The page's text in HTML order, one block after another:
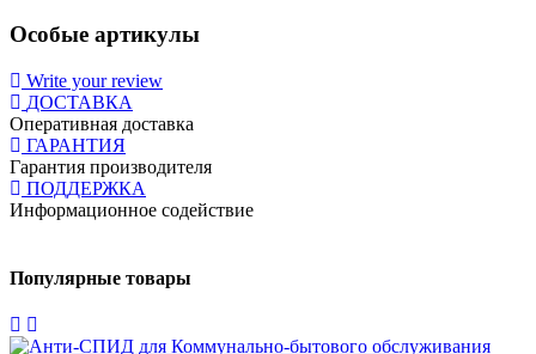
Особые артикулы
Write your review
ДОСТАВКА
Оперативная доставка
ГАРАНТИЯ
Гарантия производителя
ПОДДЕРЖКА
Информационное содействие
Популярные товары